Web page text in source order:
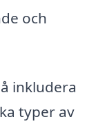
och
inkludera
typer av